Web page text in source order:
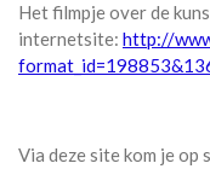
Het filmpje over de
internetsite: http://
Via deze site kom je op